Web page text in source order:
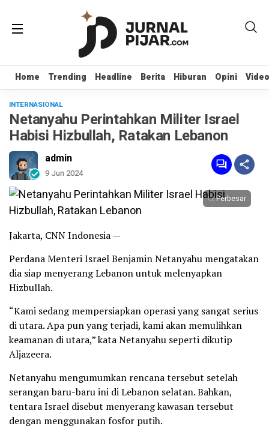
Home Trending Headline Berita Hiburan Opini Video
Home Trending Headline Berita Hiburan Opini Video
INTERNASIONAL
Netanyahu Perintahkan Militer Israel
Habisi Hizbullah, Ratakan Lebanon
admin
9 Jun 2024
Perbesar
Jakarta, CNN Indonesia —
Perdana Menteri Israel Benjamin Netanyahu mengatakan
dia siap menyerang Lebanon untuk melenyapkan
Hizbullah.
“Kami sedang mempersiapkan operasi yang sangat serius
di utara. Apa pun yang terjadi, kami akan memulihkan
keamanan di utara,” kata Netanyahu seperti dikutip
Aljazeera.
Netanyahu mengumumkan rencana tersebut setelah
serangan baru-baru ini di Lebanon selatan. Bahkan,
tentara Israel disebut menyerang kawasan tersebut
dengan menggunakan fosfor putih.